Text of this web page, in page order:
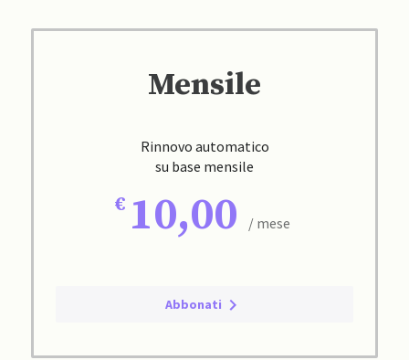
Mensile
Rinnovo automatico
su base mensile
10,00 / mese
Abbonati